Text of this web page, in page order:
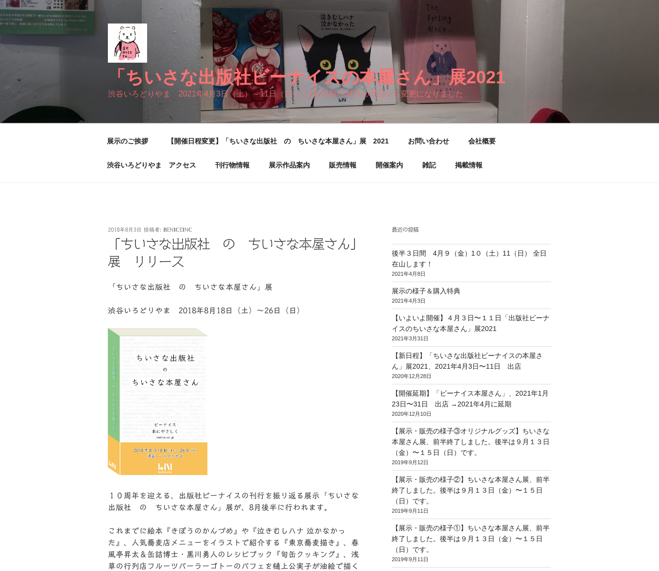
コ
ン
「ちいさな出版社ビーナイスの本屋さん」展2021
渋谷いろどりやま 2021年4月3日（土）～11日（日）＊1月23日〜31日の予定から変更になりました
展示のご挨拶 【開催日程変更】「ちいさな出版社 の ちいさな本屋さん」展 2021 お問い合わせ 会社概要
渋谷いろどりやま アクセス 刊行物情報 展示作品案内 販売情報 開催案内 雑記 掲載情報
投
2018年8月3日 投稿者: BENICEINC
「ちいさな出版社 の ちいさな本屋さん」
展 リリース
「ちいさな出版社 の ちいさな本屋さん」展
渋谷いろどりやま 2018年8月18日（土）～26日（日）
１０周年を迎える、出版社ビーナイスの刊行を振り返る展示「ちいさな
出版社 の ちいさな本屋さん」展が、8月後半に行われます。
これまでに絵本『きぼうのかんづめ』や『泣きむしハナ 泣かなかっ
た』、人気蕎麦店メニューをイラストで紹介する『東京蕎麦描き』、春
風亭昇太＆缶詰博士・黒川勇人のレシピブック『旬缶クッキング』、浅
草の行列店フルーツパーラーゴトーのパフェを樋上公実子が油絵で描く
最近の投稿
後半３日間 4月９（金）1０（土）11（日） 全日
在山します！
2021年4月8日
展示の様子＆購入特典
2021年4月3日
【いよいよ開催】４月３日〜１１日「出版社ビーナ
イスのちいさな本屋さん」展2021
2021年3月31日
【新日程】「ちいさな出版社ビーナイスの本屋さ
ん」展2021、2021年4月3日〜11日 出店
2020年12月28日
【開催延期】「ビーナイス本屋さん」、2021年1月
23日〜31日 出店 →2021年4月に延期
2020年12月10日
【展示・販売の様子③オリジナルグッズ】ちいさな
本屋さん展、前半終了しました。後半は９月１３日
（金）〜１５日（日）です。
2019年9月12日
【展示・販売の様子②】ちいさな本屋さん展、前半
終了しました。後半は９月１３日（金）〜１５日
（日）です。
2019年9月11日
【展示・販売の様子①】ちいさな本屋さん展、前半
終了しました。後半は９月１３日（金）〜１５日
（日）です。
2019年9月11日